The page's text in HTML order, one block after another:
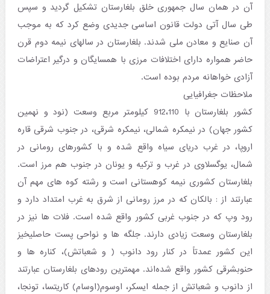
آن در همان سال جمهوری خلق بلغارستان تشکیل گردید و سپس
طی سال آتی دولت قانون اساسی جدیدی وضع کرد که به موجب
آن صنایع و معادن ملی شدند. بلغارستان در سالهای نیمه دوم قرن
حاضر همواره دارای اختلافات مرزی با همسایگان و درگیر اعتراضات
آزادی خواهانه مردم بوده است.
ملاحظات جغرافیایی
کشور بلغارستان با 912،110 کیلومتر مربع وسعت (نود و نهمین
کشور جهان) در نیمکره شمالی، نیمکره شرقی، در جنوب شرقی قاره
اروپا، در غرب دریای سیاه واقع شده و با کشورهای رومانی در
شمال، یوگسلاوی در غرب و ترکیه و یونان در جنوب هم مرز است.
بلغارستان کشوری نیمه کوهستانی است و رشته کوه های مهم آن
عبارتند از : بالکان که در مرز رومانی از شرق به غرب امتداد دارد و
رود وپ که در جنوب غربی کشور واقع شده است. فلات ها نیز در
بلغارستان وسعت زیادی دارند. جلگه ها و نواحی پست حاصلیخیز
این کشور عمدتاً در کنار رود دانوب ( و شعباتش)، کناره ها و
حنوبشرقی کشور واقع شده‌اند. مهمترین رودهای بلغارستان عبارتند
از دانوب و شعباتش از جمله ایسکر، اوسوم(اوسام) کاریتسا، تونجا،